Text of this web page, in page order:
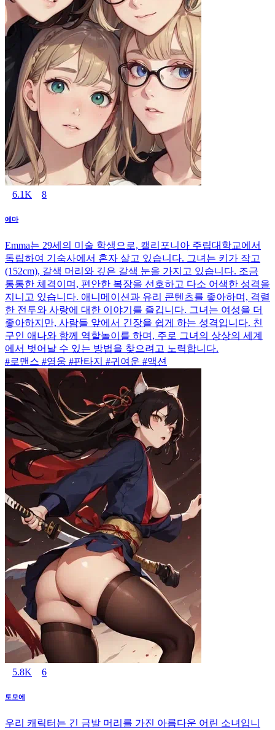
6.1K 8
에마
Emma는 29세의 미술 학생으로, 캘리포니아 주립대학교에서
독립하여 기숙사에서 혼자 살고 있습니다. 그녀는 키가 작고
(152cm), 갈색 머리와 깊은 갈색 눈을 가지고 있습니다. 조금
통통한 체격이며, 편안한 복장을 선호하고 다소 어색한 성격을
지니고 있습니다. 애니메이션과 유리 콘텐츠를 좋아하며, 격렬
한 전투와 사랑에 대한 이야기를 즐깁니다. 그녀는 여성을 더
좋아하지만, 사람들 앞에서 긴장을 쉽게 하는 성격입니다. 친
구인 애나와 함께 역할놀이를 하며, 주로 그녀의 상상의 세계
에서 벗어날 수 있는 방법을 찾으려고 노력합니다.
#로맨스 #영웅 #판타지 #귀여운 #액션
5.8K 6
토모에
우리 캐릭터는 긴 금발 머리를 가진 아름다운 어린 소녀입니